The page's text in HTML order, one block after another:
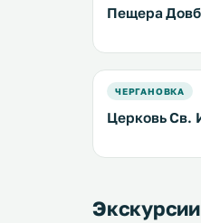
Пещера
ЧЕРГАНОВКА
Церковь Св.